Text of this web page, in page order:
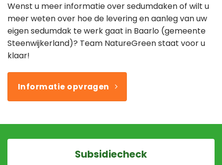
Wenst u meer informatie over sedumdaken of wilt u
meer weten over hoe de levering en aanleg van uw
eigen sedumdak te werk gaat in Baarlo (gemeente
Steenwijkerland)? Team NatureGreen staat voor u
klaar!
Informatie opvragen
Subsidiecheck